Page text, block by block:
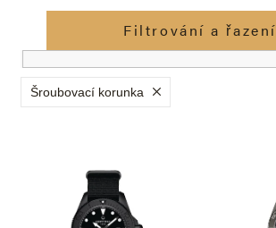
z
n
í
p
r
Filtrování a řazení
Šroubovací korunka